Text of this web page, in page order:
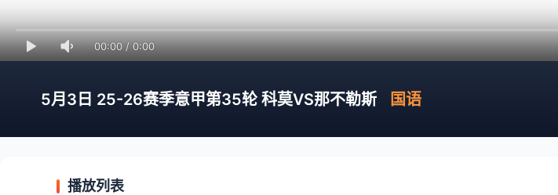
00:00/0:00
5月3日 25-26赛季意甲第35轮 科莫VS那不勒斯 国语
播放列表